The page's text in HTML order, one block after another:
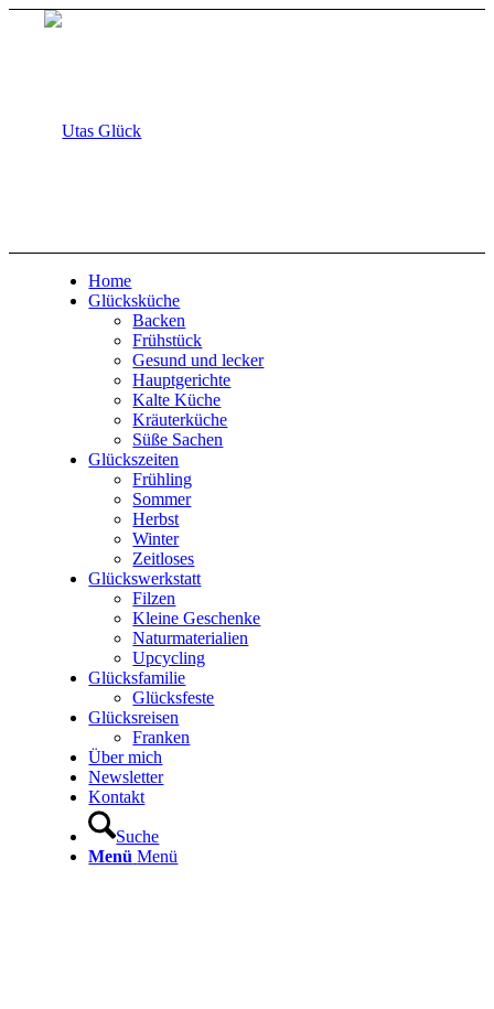
Home
Glücksküche
Backen
Frühstück
Gesund und lecker
Hauptgerichte
Kalte Küche
Kräuterküche
Süße Sachen
Glückszeiten
Frühling
Sommer
Herbst
Winter
Zeitloses
Glückswerkstatt
Filzen
Kleine Geschenke
Naturmaterialien
Upcycling
Glücksfamilie
Glücksfeste
Glücksreisen
Franken
Über mich
Newsletter
Kontakt
Suche
Menü Menü